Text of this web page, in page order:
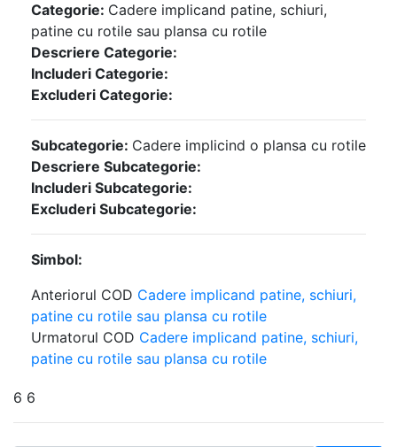
Categorie: Cadere implicand patine, schiuri,
patine cu rotile sau plansa cu rotile
Descriere Categorie:
Includeri Categorie:
Excluderi Categorie:
Subcategorie: Cadere implicind o plansa cu rotile
Descriere Subcategorie:
Includeri Subcategorie:
Excluderi Subcategorie:
Simbol:
Anteriorul COD Cadere implicand patine, schiuri,
patine cu rotile sau plansa cu rotile
Urmatorul COD Cadere implicand patine, schiuri,
patine cu rotile sau plansa cu rotile
6 6